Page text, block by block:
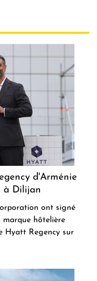
d'Arménie
à Dilijan
ont signé
marque hôtelière
Hyatt Regency sur